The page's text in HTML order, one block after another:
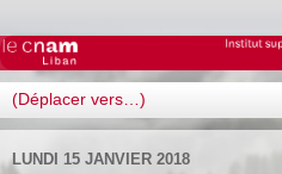
LUNDI 15 JANVIER 2018